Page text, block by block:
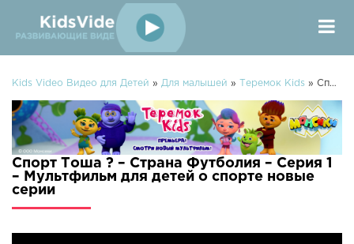
Kids Video Видео для Детей » Для малышей » Теремок Kids » Спорт Тоша ? – Страна Футболия – Серия 1 – Мультфильм для детей о спорте
Спорт Тоша ? – Страна Футболия – Серия 1
– Мультфильм для детей о спорте новые
серии